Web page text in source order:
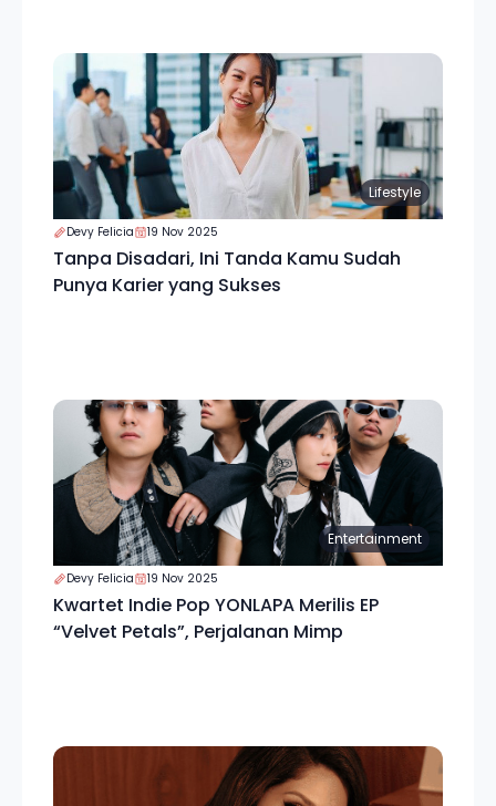
Lifestyle
Devy Felicia 19 Nov 2025
Tanpa Disadari, Ini Tanda Kamu Sudah
Punya Karier yang Sukses
Entertainment
Devy Felicia 19 Nov 2025
Kwartet Indie Pop YONLAPA Merilis EP
“Velvet Petals”, Perjalanan Mimp